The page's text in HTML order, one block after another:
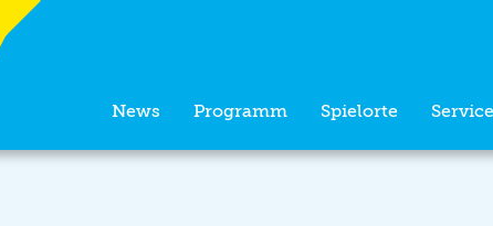
News Programm Spielorte Service